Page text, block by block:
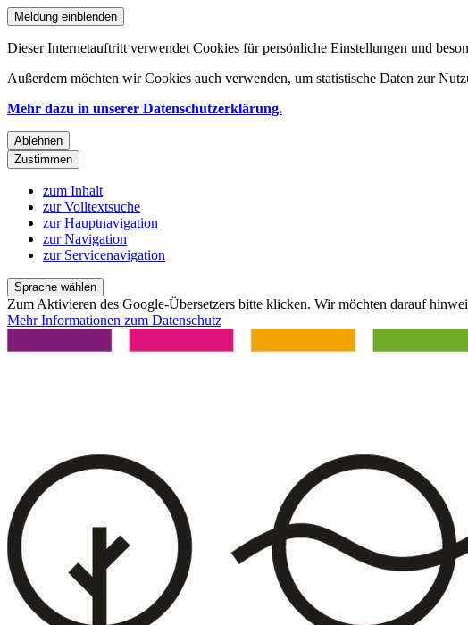
Meldung einblenden
Dieser Internetauftritt verwendet Cookies für persönliche Einstellungen und
Außerdem möchten wir Cookies auch verwenden, um statistische Daten zur
Mehr dazu in unserer Datenschutzerklärung.
Ablehnen
Zustimmen
zum Inhalt
zur Volltextsuche
zur Hauptnavigation
zur Navigation
zur Servicenavigation
Sprache wählen
Zum Aktivieren des Google-Übersetzers bitte klicken. Wir möchten darauf
Mehr Informationen zum Datenschutz